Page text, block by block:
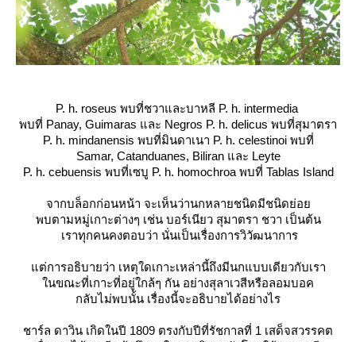
P. h. roseus พบที่ชวาและบาหลี P. h. intermedia
พบที่ Panay, Guimaras และ Negros P. h. delicus พบที่สุมาตรา
P. h. mindanensis พบที่มินดาเนา P. h. celestinoi พบที่
Samar, Catanduanes, Biliran และ Leyte
P. h. cebuensis พบที่เซบู P. h. homochroa พบที่ Tablas Island
จากบล็อกก่อนหน้า จะเห็นว่านกหลายชนิดมีชนิดย่อ
พบตามหมู่เกาะต่างๆ เช่น บอร์เนียว สุมาตรา ชวา เป็นต้น
เราทุกคนคงตอบว่า นั่นเป็นเรื่องการวิวัฒนาการ
ต่การอธิบายว่า เหตุใดเกาะเหล่านี้ถึงมีนกแบบเดียวกับเรา
นขณะที่เกาะที่อยู่ใกล้ๆ กัน อย่างสุลาเวสีหรือลอมบอค
กลับไม่พบนั้น เรื่องนี้จะอธิบายได้อย่างไร
ชาร์ล ดาวิน เกิดในปี 1809 ตรงกับปีที่รัชกาลที่ 1 เสด็จสวรรคต